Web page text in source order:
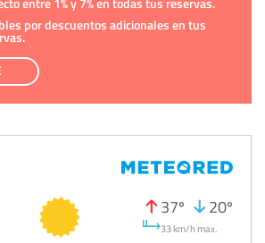
entre 1% y 7% en todas tus reservas.
por descuentos adicionales en tus
37º 20º
33 km/h max.